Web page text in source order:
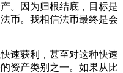
。因为归根结底，目标是
币。我相信法币最终是会
速获利，甚至对这种快速
资产类别之一。如果从比